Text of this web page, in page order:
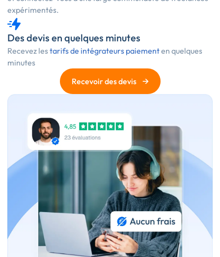
expérimentés.
Des devis en quelques minutes
Recevez lestarifs de intégrateurs paiementen quelques
minutes
Recevoir des devis
→